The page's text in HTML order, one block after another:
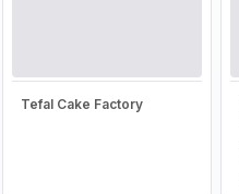
Tefal Cake Factory